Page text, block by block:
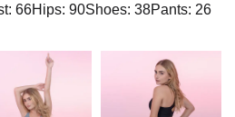
66Hips: 90Shoes: 38Pants: 26